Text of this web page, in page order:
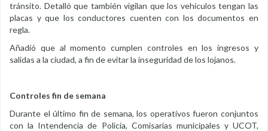
tránsito. Detalló que también vigilan que los vehículos tengan las
placas y que los conductores cuenten con los documentos en
regla.
Añadió que al momento cumplen controles en los ingresos y
salidas a la ciudad, a fin de evitar la inseguridad de los lojanos.
Controles fin de semana
Durante el último fin de semana, los operativos fueron conjuntos
con la Intendencia de Policía, Comisarías municipales y UCOT,